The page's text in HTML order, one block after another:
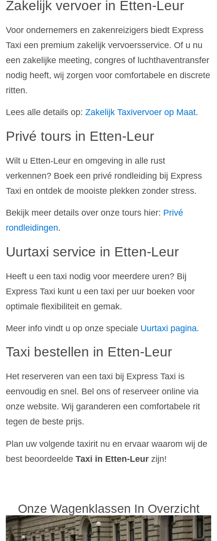
Zakelijk vervoer in Etten-Leur
Voor ondernemers en zakenreizigers biedt Express
Taxi een premium zakelijk vervoersservice. Of u nu
een zakelijke meeting, congres of luchthaventransfer
nodig heeft, wij zorgen voor comfortabele en discrete
ritten.
Lees alle details op: Zakelijk Taxivervoer op Maat.
Privé tours in Etten-Leur
Wilt u Etten-Leur en omgeving in alle rust
verkennen? Boek een privé rondleiding bij Express
Taxi en ontdek de mooiste plekken zonder stress.
Bekijk meer details over onze tours hier: Privé
rondleidingen.
Uurtaxi service in Etten-Leur
Heeft u een taxi nodig voor meerdere uren? Bij
Express Taxi kunt u een taxi per uur boeken voor
optimale flexibiliteit en gemak.
Meer info vindt u op onze speciale Uurtaxi pagina.
Taxi bestellen in Etten-Leur
Het reserveren van een taxi bij Express Taxi is
eenvoudig en snel. Bel ons of reserveer online via
onze website. Wij garanderen een comfortabele rit
tegen de beste prijs.
Plan uw volgende taxirit nu en ervaar waarom wij de
best beoordeelde Taxi in Etten-Leur zijn!
Onze Wagenklassen In Overzicht